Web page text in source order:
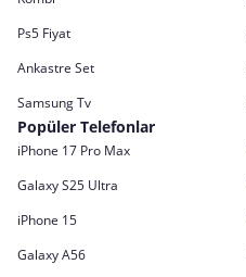
Ps5 Fiyat
Ankastre Set
Samsung Tv
Popüler Telefonlar
iPhone 17 Pro Max
Galaxy S25 Ultra
iPhone 15
Galaxy A56